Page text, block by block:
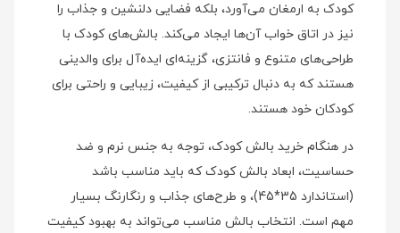
کودک به ارمغان می‌آورد، بلکه فضایی دلنشین و جذاب را
نیز در اتاق خواب آن‌ها ایجاد می‌کند. بالش‌های کودک با
طراحی‌های متنوع و فانتزی، گزینه‌ای ایده‌آل برای والدینی
هستند که به دنبال ترکیبی از کیفیت، زیبایی و راحتی برای
کودکان خود هستند.
در هنگام خرید بالش کودک، توجه به جنس نرم و ضد
حساسیت، ابعاد بالش کودک که باید مناسب باشد
(استاندارد 35*45)، و طرح‌های جذاب و رنگارنگ بسیار
مهم است. انتخاب بالش مناسب می‌تواند به بهبود کیفیت